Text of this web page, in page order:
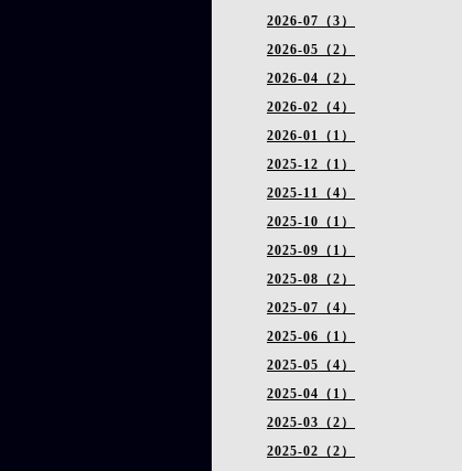
2026-07（3）
2026-05（2）
2026-04（2）
2026-02（4）
2026-01（1）
2025-12（1）
2025-11（4）
2025-10（1）
2025-09（1）
2025-08（2）
2025-07（4）
2025-06（1）
2025-05（4）
2025-04（1）
2025-03（2）
2025-02（2）